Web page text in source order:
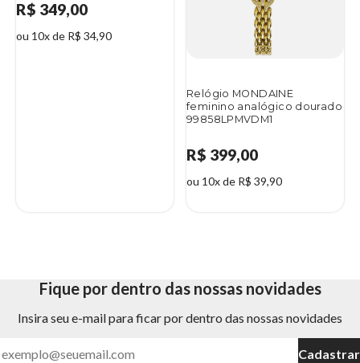
R$ 349,00
ou 10x de R$ 34,90
Relógio MONDAINE
feminino analógico dourado
99858LPMVDM1
R$ 399,00
ou 10x de R$ 39,90
Fique por dentro das nossas novidades
Insira seu e-mail para ficar por dentro das nossas novidades
Cadastrar